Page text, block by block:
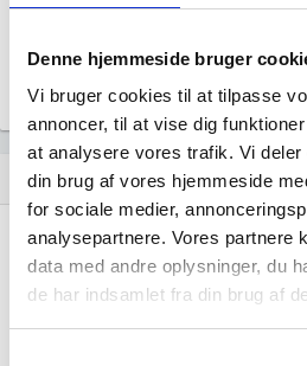
Denne hjemmeside bruger
Vi bruger cookies til at tilpasse
annoncer, til at vise dig
at analysere vores trafik. Vi
din brug af vores hjemmeside
for sociale medier,
analysepartnere. Vores partnere
data med andre oplysninger, du
de har indsamlet fra din brug af
Årsrapporten 2022-12
Årsrapporten 2021-12
assignment Regnskaber
Resultat i 1000
DKK
2025-12